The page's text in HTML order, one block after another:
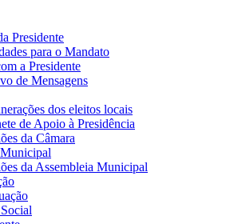
Presidente
para o Mandato
a Presidente
de Mensagens
dos eleitos locais
de Apoio à Presidência
da Câmara
da Assembleia Municipal